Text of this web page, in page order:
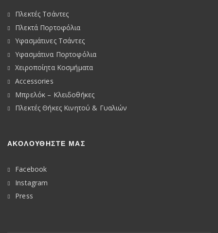
Πλεκτές Τσάντες
Πλεκτά Πορτοφόλια
Υφασμάτινες Τσάντες
Υφασμάτινα Πορτοφόλια
Χειροποίητα Κοσμήματα
Accessories
Μπρελόκ – Κλειδοθήκες
Πλεκτές Θήκες Κινητού & Γυαλιών
ΑΚΟΛΟΥΘΉΣΤΕ ΜΑΣ
Facebook
Instagram
Press